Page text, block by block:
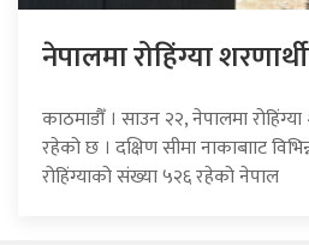
नेपालमा रोहिंग्या
काठमाडौँ । साउन २२, नेपालमा
रहेको छ । दक्षिण सीमा नाकाबााट
रोहिंग्याको संख्या ५२६ रहेको नेपाल